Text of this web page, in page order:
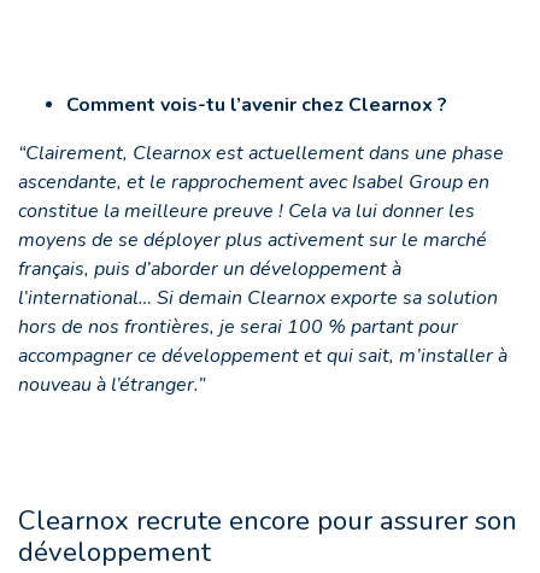
Comment vois-tu l’avenir chez Clearnox ?
“Clairement, Clearnox est actuellement dans une phase
ascendante, et le rapprochement avec Isabel Group en
constitue la meilleure preuve ! Cela va lui donner les
moyens de se déployer plus activement sur le marché
français, puis d’aborder un développement à
l’international… Si demain Clearnox exporte sa solution
hors de nos frontières, je serai 100 % partant pour
accompagner ce développement et qui sait, m’installer à
nouveau à l’étranger.”
Clearnox recrute encore pour assurer son
développement